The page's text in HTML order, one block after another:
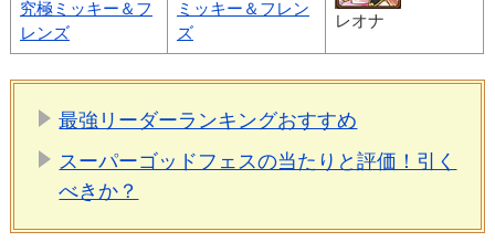
究極ミッキー＆フ
レンズ
ミッキー＆フレン
ズ
レオナ
最強リーダーランキングおすすめ
スーパーゴッドフェスの当たりと評価！引く
べきか？